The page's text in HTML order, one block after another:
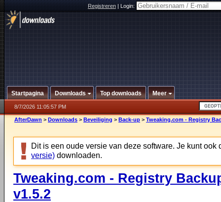
Registreren|Login:
Startpagina Downloads Top downloads Meer
8/7/2026 11:05:57 PM
AfterDawn > Downloads > Beveiliging > Back-up > Tweaking.com - Registry
Dit is een oude versie van deze software. Je kunt ook
versie) downloaden.
Tweaking.com - Registry
v1.5.2